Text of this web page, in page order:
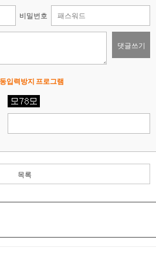
비밀번호
댓글쓰기
입력방지 프로그램
목록